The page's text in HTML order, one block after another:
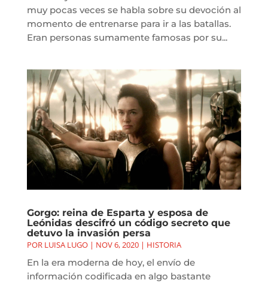
muy pocas veces se habla sobre su devoción al
momento de entrenarse para ir a las batallas.
Eran personas sumamente famosas por su...
Gorgo: reina de Esparta y esposa de
Leónidas descifró un código secreto que
detuvo la invasión persa
POR LUISA LUGO| NOV 6, 2020| HISTORIA
En la era moderna de hoy, el envío de
información codificada en algo bastante